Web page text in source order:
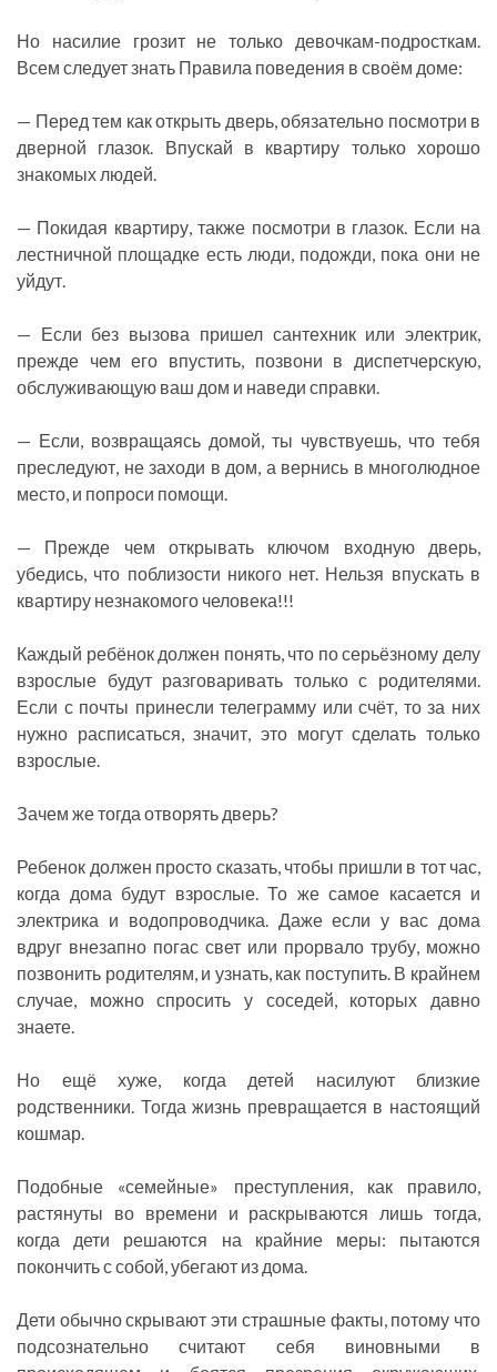
Но насилие грозит не только девочкам-подросткам.
Всем следует знать Правила поведения в своём доме:
— Перед тем как открыть дверь, обязательно посмотри в
дверной глазок. Впускай в квартиру только хорошо
знакомых людей.
— Покидая квартиру, также посмотри в глазок. Если на
лестничной площадке есть люди, подожди, пока они не
уйдут.
— Если без вызова пришел сантехник или электрик,
прежде чем его впустить, позвони в диспетчерскую,
обслуживающую ваш дом и наведи справки.
— Если, возвращаясь домой, ты чувствуешь, что тебя
преследуют, не заходи в дом, а вернись в многолюдное
место, и попроси помощи.
— Прежде чем открывать ключом входную дверь,
убедись, что поблизости никого нет. Нельзя впускать в
квартиру незнакомого человека!!!
Каждый ребёнок должен понять, что по серьёзному делу
взрослые будут разговаривать только с родителями.
Если с почты принесли телеграмму или счёт, то за них
нужно расписаться, значит, это могут сделать только
взрослые.
Зачем же тогда отворять дверь?
Ребенок должен просто сказать, чтобы пришли в тот час,
когда дома будут взрослые. То же самое касается и
электрика и водопроводчика. Даже если у вас дома
вдруг внезапно погас свет или прорвало трубу, можно
позвонить родителям, и узнать, как поступить. В крайнем
случае, можно спросить у соседей, которых давно
знаете.
Но ещё хуже, когда детей насилуют близкие
родственники. Тогда жизнь превращается в настоящий
кошмар.
Подобные «семейные» преступления, как правило,
растянуты во времени и раскрываются лишь тогда,
когда дети решаются на крайние меры: пытаются
покончить с собой, убегают из дома.
Дети обычно скрывают эти страшные факты, потому что
подсознательно считают себя виновными в